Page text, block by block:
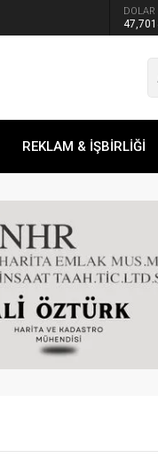
DOLAR
REKLAM & İŞBİRLİĞİ